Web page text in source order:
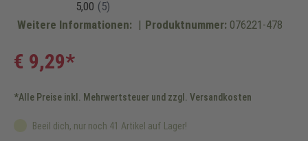
Weitere Informationen: | Produktnummer: 076221-478
€ 9,29*
*Alle Preise inkl. Mehrwertsteuer und zzgl. Versandkosten
Beeil dich, nur noch 41 Artikel auf Lager!